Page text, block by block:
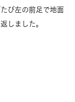
び左の前足で地面
しました。